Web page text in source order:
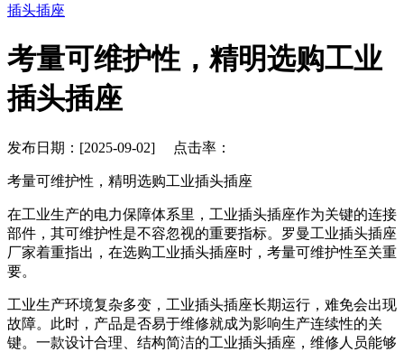
插头插座
考量可维护性，精明选购工业
插头插座
发布日期：[2025-09-02] 点击率：
考量可维护性，精明选购工业插头插座
在工业生产的电力保障体系里，工业插头插座作为关键的连接
部件，其可维护性是不容忽视的重要指标。罗曼工业插头插座
厂家着重指出，在选购工业插头插座时，考量可维护性至关重
要。
工业生产环境复杂多变，工业插头插座长期运行，难免会出现
故障。此时，产品是否易于维修就成为影响生产连续性的关
键。一款设计合理、结构简洁的工业插头插座，维修人员能够